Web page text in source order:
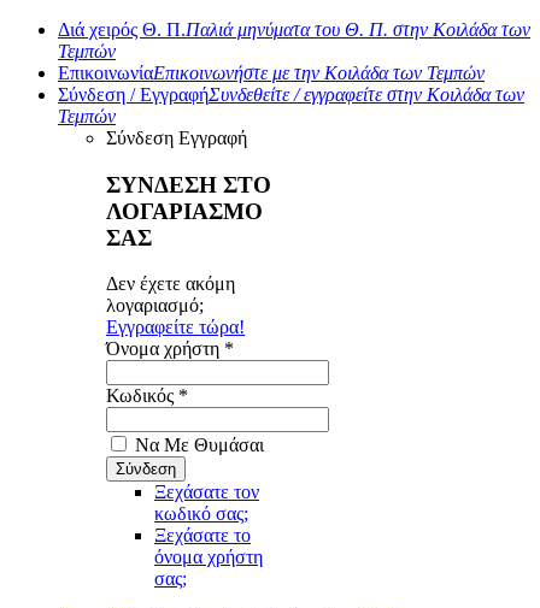
Διά χειρός Θ. Π.Παλιά μηνύματα του Θ. Π. στην Κοιλάδα των
Τεμπών
ΕπικοινωνίαΕπικοινωνήστε με την Κοιλάδα των Τεμπών
Σύνδεση / ΕγγραφήΣυνδεθείτε / εγγραφείτε στην Κοιλάδα των
Τεμπών
Σύνδεση Εγγραφή
ΣΥΝΔΕΣΗ ΣΤΟ
ΛΟΓΑΡΙΑΣΜΟ
ΣΑΣ
Δεν έχετε ακόμη
λογαριασμό;
Εγγραφείτε τώρα!
Όνομα χρήστη *
Κωδικός *
Να Με Θυμάσαι
Ξεχάσατε τον
κωδικό σας;
Ξεχάσατε το
όνομα χρήστη
σας;